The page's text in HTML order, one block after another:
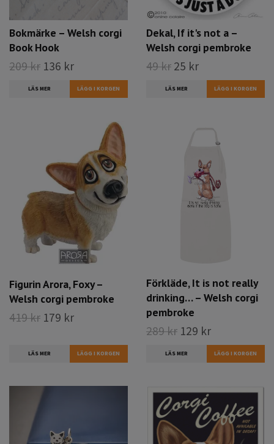
Bokmärke – Welsh corgi
Book Hook
209 kr 136 kr
LÄS MER
Dekal, If it's not a –
Welsh corgi pembroke
49 kr 25 kr
LÄS MER
Figurin Arora, Foxy –
Welsh corgi pembroke
419 kr 179 kr
LÄS MER
Förkläde, It is not really
drinking… – Welsh corgi
pembroke
289 kr 129 kr
LÄS MER